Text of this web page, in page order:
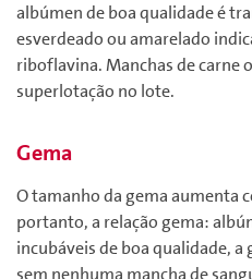
albúmen de boa qualidade é
esverdeado ou amarelado
riboflavina. Manchas de carne
superlotação no lote.
Gema
O tamanho da gema aumenta
portanto, a relação gema:
incubáveis de boa qualidade,
sem nenhuma mancha de